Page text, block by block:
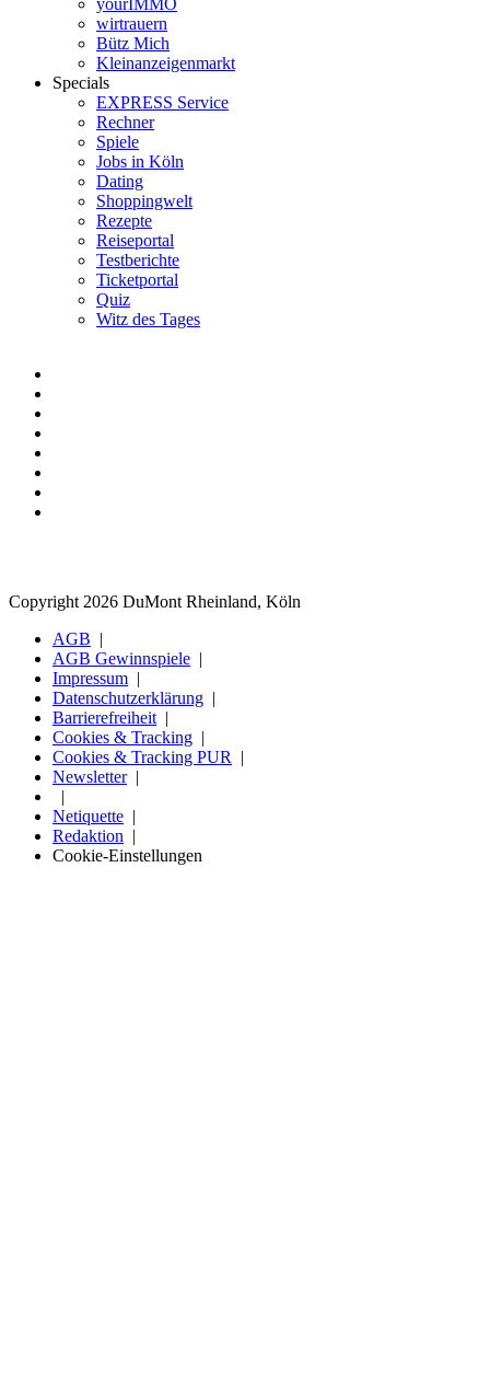
yourIMMO
wirtrauern
Bütz Mich
Kleinanzeigenmarkt
Specials
EXPRESS Service
Rechner
Spiele
Jobs in Köln
Dating
Shoppingwelt
Rezepte
Reiseportal
Testberichte
Ticketportal
Quiz
Witz des Tages
Copyright 2026 DuMont Rheinland, Köln
AGB
AGB Gewinnspiele
Impressum
Datenschutzerklärung
Barrierefreiheit
Cookies & Tracking
Cookies & Tracking PUR
Newsletter
Netiquette
Redaktion
Cookie-Einstellungen